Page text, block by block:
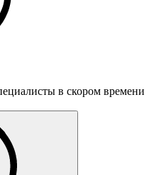
в скором времени